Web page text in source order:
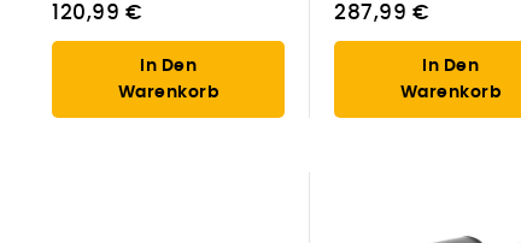
120,99 €
In Den
Warenkorb
287,99 €
In Den
Warenkorb